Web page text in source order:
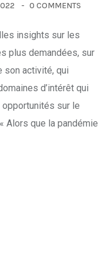
0 COMMENTS
insights sur les
plus demandées, sur
son activité, qui
d’intérêt qui
sur le
Alors que la pandémie